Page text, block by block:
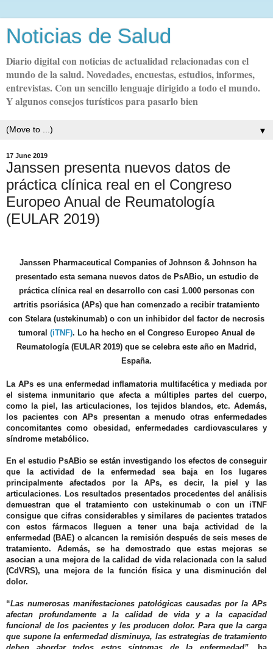
Noticias de Salud
Diario digital con noticias de actualidad relacionadas con el
mundo de la salud. Novedades, encuestas, estudios, informes,
entrevistas. Con un sencillo lenguaje dirigido a todo el mundo.
Y algunos consejos turísticos para pasarlo bien
▼
17 June 2019
Janssen presenta nuevos datos de
práctica clínica real en el Congreso
Europeo Anual de Reumatología
(EULAR 2019)
Janssen Pharmaceutical Companies of Johnson & Johnson ha
presentado esta semana nuevos datos de PsABio, un estudio de
práctica clínica real en desarrollo con casi 1.000 personas con
artritis psoriásica (APs) que han comenzado a recibir tratamiento
con Stelara (ustekinumab) o con un inhibidor del factor de necrosis
tumoral (iTNF). Lo ha hecho en el Congreso Europeo Anual de
Reumatología (EULAR 2019) que se celebra este año en Madrid,
España.
La APs es una enfermedad inflamatoria multifacética y mediada por
el sistema inmunitario que afecta a múltiples partes del cuerpo,
como la piel, las articulaciones, los tejidos blandos, etc. Además,
los pacientes con APs presentan a menudo otras enfermedades
concomitantes como obesidad, enfermedades cardiovasculares y
síndrome metabólico.
En el estudio PsABio se están investigando los efectos de conseguir
que la actividad de la enfermedad sea baja en los lugares
principalmente afectados por la APs, es decir, la piel y las
articulaciones. Los resultados presentados procedentes del análisis
demuestran que el tratamiento con ustekinumab o con un iTNF
consigue que cifras considerables y similares de pacientes tratados
con estos fármacos lleguen a tener una baja actividad de la
enfermedad (BAE) o alcancen la remisión después de seis meses de
tratamiento. Además, se ha demostrado que estas mejoras se
asocian a una mejora de la calidad de vida relacionada con la salud
(CdVRS), una mejora de la función física y una disminución del
dolor.
“Las numerosas manifestaciones patológicas causadas por la APs
afectan profundamente a la calidad de vida y a la capacidad
funcional de los pacientes y les producen dolor. Para que la carga
que supone la enfermedad disminuya, las estrategias de tratamiento